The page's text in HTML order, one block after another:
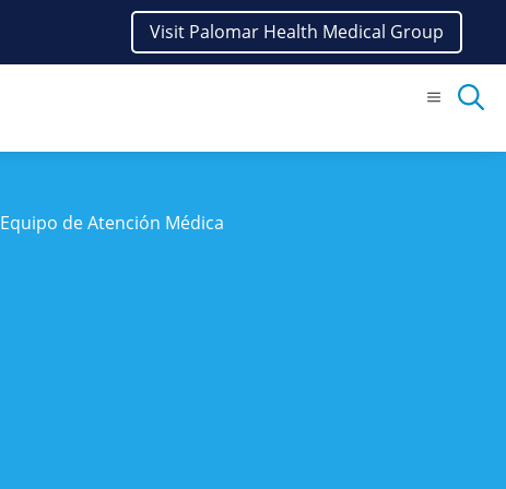
Visit Palomar Health Medical Group
Menu
Equipo de Atención Médica